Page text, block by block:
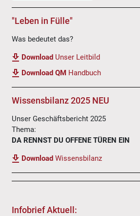
"Leben in Fülle"
Was bedeutet das?
Download Unser Leitbild
Download QM Handbuch
Wissensbilanz 2025 NEU
Unser Geschäftsbericht 2025
Thema:
DA RENNST DU OFFENE TÜREN EIN
Download Wissensbilanz
Infobrief Aktuell: